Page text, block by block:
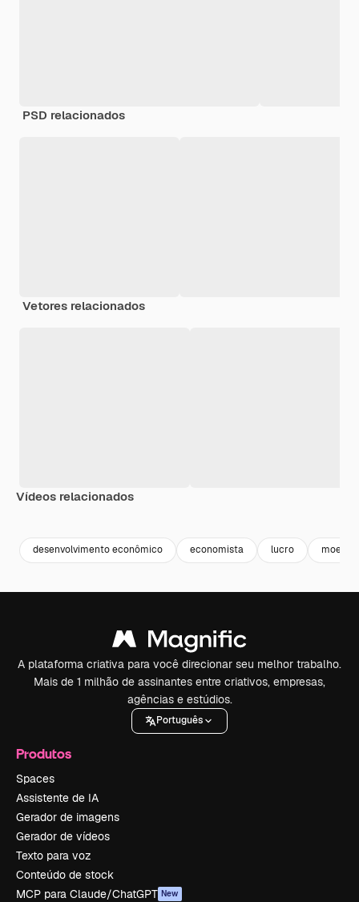
PSD relacionados
Vetores relacionados
Vídeos relacionados
desenvolvimento econômico economista lucro moeda
A plataforma criativa para você direcionar seu melhor trabalho.
Mais de 1 milhão de assinantes entre criativos, empresas,
agências e estúdios.
Português
Produtos
Spaces
Assistente de IA
Gerador de imagens
Gerador de vídeos
Texto para voz
Conteúdo de stock
MCP para Claude/ChatGPT New